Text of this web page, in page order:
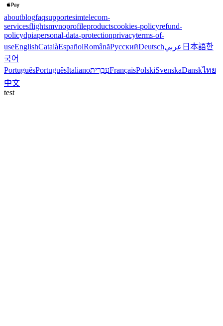
aboutblogfaqsupportesimtelecom-
servicesflightsmvnoprofileproductscookies-policyrefund-
policydpiapersonal-data-protectionprivacyterms-of-
useEnglishCatalàEspañolRomânăРусскийDeutschعربي 日本語한
국어
PortuguêsPortuguêsItalianoעִבְרִיתFrançaisPolskiSvenskaDanskไทย
中文
test